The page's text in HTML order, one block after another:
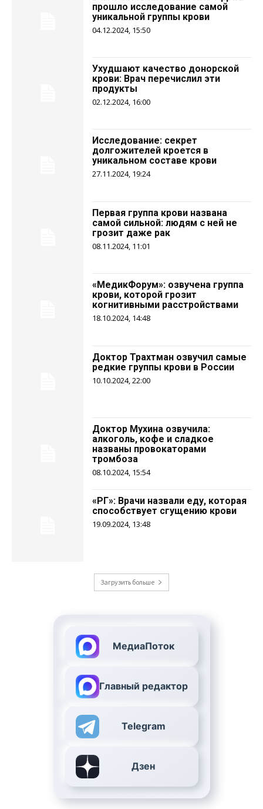
прошло исследование самой
уникальной группы крови
04.12.2024, 15:50
Ухудшают качество донорской
крови: Врач перечислил эти
продукты
02.12.2024, 16:00
Исследование: секрет
долгожителей кроется в
уникальном составе крови
27.11.2024, 19:24
Первая группа крови названа
самой сильной: людям с ней не
грозит даже рак
08.11.2024, 11:01
«МедикФорум»: озвучена группа
крови, которой грозит
когнитивными расстройствами
18.10.2024, 14:48
Доктор Трахтман озвучил самые
редкие группы крови в России
10.10.2024, 22:00
Доктор Мухина озвучила:
алкоголь, кофе и сладкое
названы провокаторами
тромбоза
08.10.2024, 15:54
«РГ»: Врачи назвали еду, которая
способствует сгущению крови
19.09.2024, 13:48
Загрузить больше
МедиаПоток
Главный редактор
Telegram
Дзен